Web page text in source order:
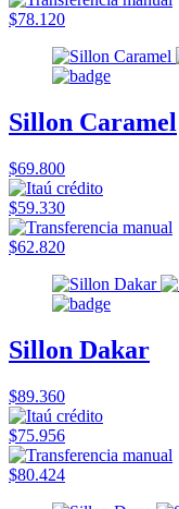
$78.120
Sillon Caramel
$69.800
$59.330
$62.820
Sillon Dakar
$89.360
$75.956
$80.424